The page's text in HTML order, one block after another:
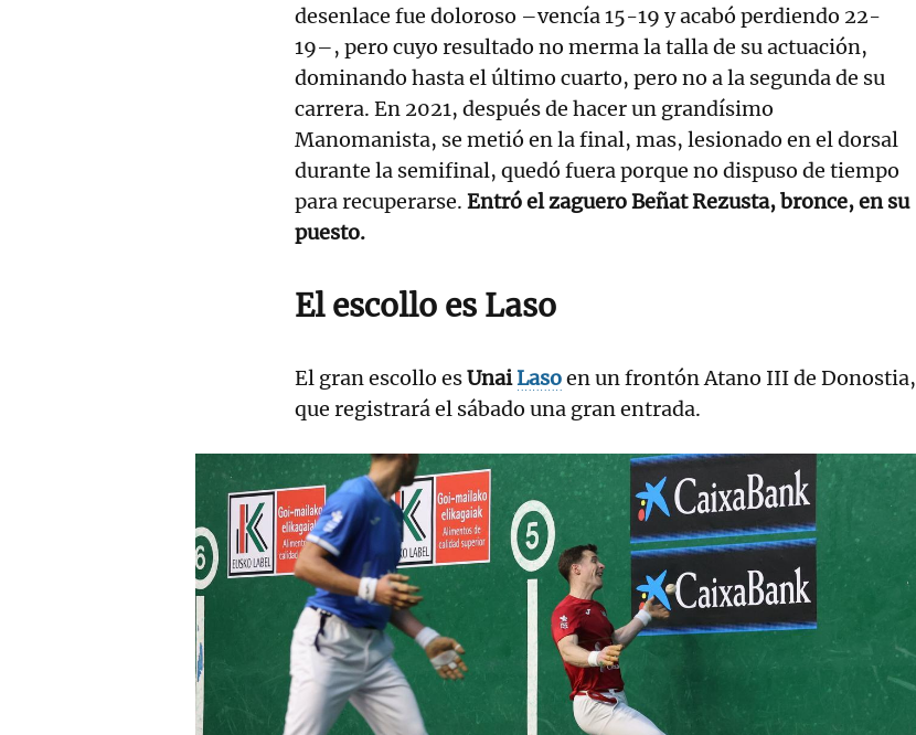
desenlace fue doloroso –vencía 15-19 y acabó perdiendo 22-
19–, pero cuyo resultado no merma la talla de su actuación,
dominando hasta el último cuarto, pero no a la segunda de su
carrera. En 2021, después de hacer un grandísimo
Manomanista, se metió en la final, mas, lesionado en el dorsal
durante la semifinal, quedó fuera porque no dispuso de tiempo
para recuperarse. Entró el zaguero Beñat Rezusta, bronce, en su
puesto.
El escollo es Laso
El gran escollo esUnaiLasoen un frontón Atano III de Donostia,
que registrará el sábado una gran entrada.